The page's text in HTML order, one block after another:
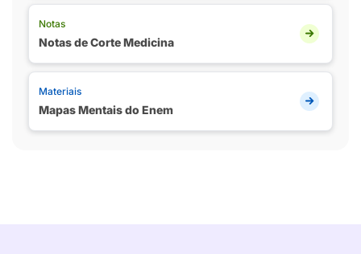
Notas
Notas de Corte Medicina
Materiais
Mapas Mentais do Enem